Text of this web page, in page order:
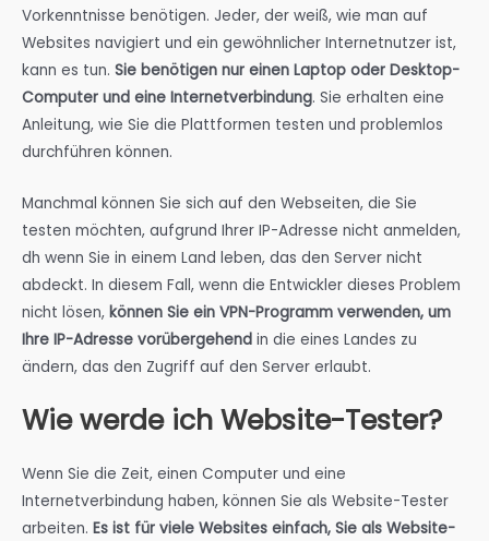
Vorkenntnisse benötigen. Jeder, der weiß, wie man auf
Websites navigiert und ein gewöhnlicher Internetnutzer ist,
kann es tun. Sie benötigen nur einen Laptop oder Desktop-
Computer und eine Internetverbindung. Sie erhalten eine
Anleitung, wie Sie die Plattformen testen und problemlos
durchführen können.
Manchmal können Sie sich auf den Webseiten, die Sie
testen möchten, aufgrund Ihrer IP-Adresse nicht anmelden,
dh wenn Sie in einem Land leben, das den Server nicht
abdeckt. In diesem Fall, wenn die Entwickler dieses Problem
nicht lösen, können Sie ein VPN-Programm verwenden, um
Ihre IP-Adresse vorübergehend in die eines Landes zu
ändern, das den Zugriff auf den Server erlaubt.
Wie werde ich Website-Tester?
Wenn Sie die Zeit, einen Computer und eine
Internetverbindung haben, können Sie als Website-Tester
arbeiten. Es ist für viele Websites einfach, Sie als Website-